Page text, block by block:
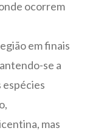
ocorrem
em finais
se a
espécies
mas